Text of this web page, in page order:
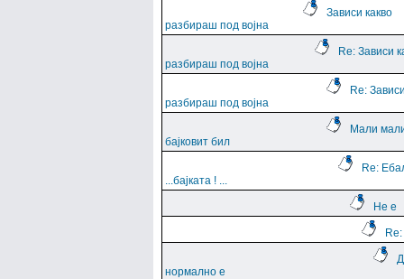
Зависи какво
разбираш под војна
Re: Зависи
разбираш под војна
Re:
разбираш под војна
Мали
бајковит бил
Re:
...баjката ! ...
Не е
нормално е